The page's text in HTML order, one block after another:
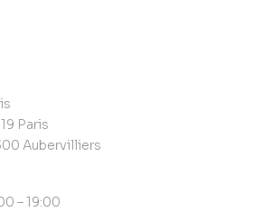
Paris
Aubervilliers
– 19:00